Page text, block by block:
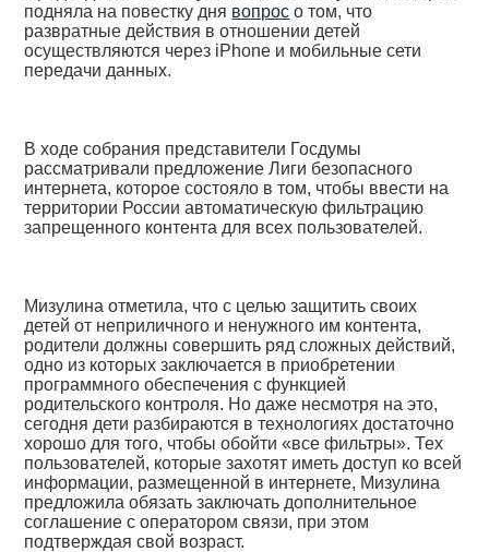
подняла на повестку дня вопрос о том, что
развратные действия в отношении детей
осуществляются через iPhone и мобильные сети
передачи данных.
В ходе собрания представители Госдумы
рассматривали предложение Лиги безопасного
интернета, которое состояло в том, чтобы ввести на
территории России автоматическую фильтрацию
запрещенного контента для всех пользователей.
Мизулина отметила, что с целью защитить своих
детей от неприличного и ненужного им контента,
родители должны совершить ряд сложных действий,
одно из которых заключается в приобретении
программного обеспечения с функцией
родительского контроля. Но даже несмотря на это,
сегодня дети разбираются в технологиях достаточно
хорошо для того, чтобы обойти «все фильтры». Тех
пользователей, которые захотят иметь доступ ко всей
информации, размещенной в интернете, Мизулина
предложила обязать заключать дополнительное
соглашение с оператором связи, при этом
подтверждая свой возраст.